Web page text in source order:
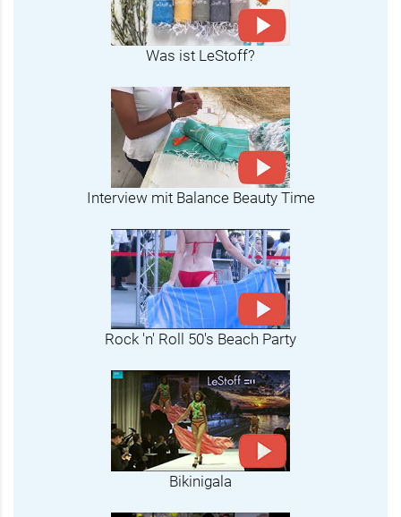
Was ist LeStoff?
Interview mit Balance Beauty Time
Rock 'n' Roll 50's Beach Party
Bikinigala